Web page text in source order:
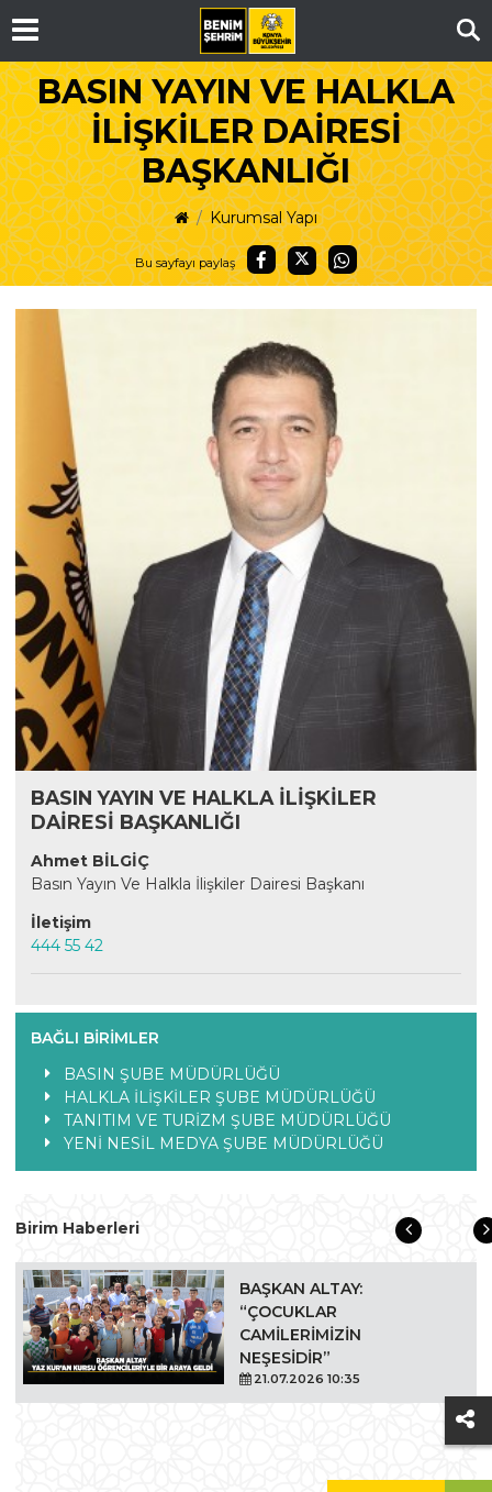
BASIN YAYIN VE HALKLA
İLİŞKİLER DAİRESİ
BAŞKANLIĞI
Kurumsal Yapı
Bu sayfayı paylaş
BASIN YAYIN VE HALKLA İLİŞKİLER
DAİRESİ BAŞKANLIĞI
Ahmet BİLGİÇ
Basın Yayın Ve Halkla İlişkiler Dairesi Başkanı
İletişim
444 55 42
BAĞLI BIRIMLER
BASIN ŞUBE MÜDÜRLÜĞÜ
HALKLA İLİŞKİLER ŞUBE MÜDÜRLÜĞÜ
TANITIM VE TURİZM ŞUBE MÜDÜRLÜĞÜ
YENİ NESİL MEDYA ŞUBE MÜDÜRLÜĞÜ
Birim Haberleri
BAŞKAN ALTAY:
“ÇOCUKLAR
CAMİLERİMİZİN
NEŞESİDİR”
21.07.2026 10:35